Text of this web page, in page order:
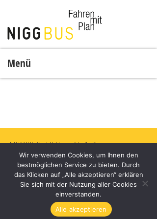
Menü
NIGGBUS GmbHChurer Straße 35,
6830 Rankweil, Österreich
+43 5522 44281
office@niggbus.at
Wir verwenden Cookies, um Ihnen den
bestmöglichen Service zu bieten. Durch
das Klicken auf „Alle akzeptieren“ erklären
Sie sich mit der Nutzung aller Cookies
einverstanden.
Alle akzeptieren